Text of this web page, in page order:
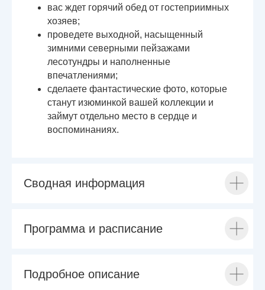
вас ждет горячий обед от гостеприимных
хозяев;
проведете выходной, насыщенный
зимними северными пейзажами
лесотундры и наполненные
впечатлениями;
сделаете фантастические фото, которые
станут изюминкой вашей коллекции и
займут отдельно место в сердце и
воспоминаниях.
Сводная информация
Программа и расписание
Подробное описание